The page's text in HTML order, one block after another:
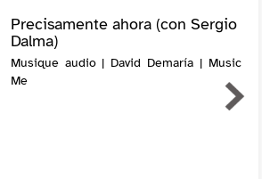
Precisamente ahora (con Sergio
Dalma)
Musique audio | David Demaría | Music
Me